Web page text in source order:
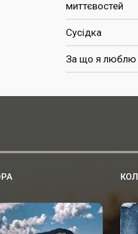
миттєвостей
Сусідка
За що я люблю